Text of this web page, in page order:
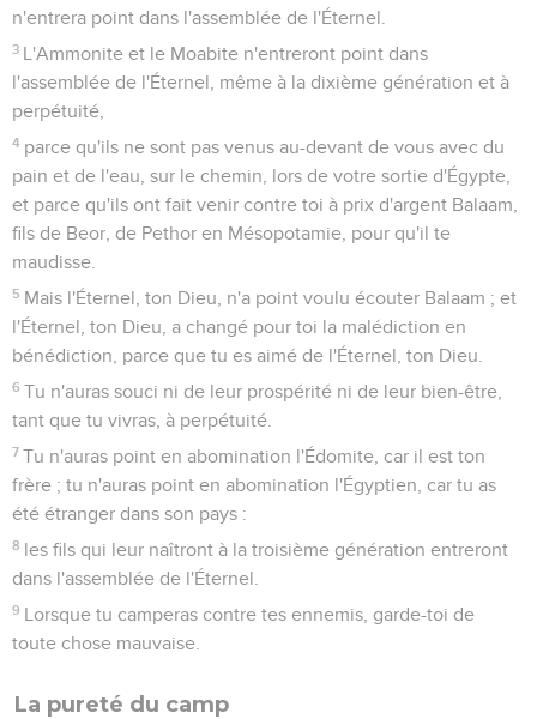
n'entrera point dans l'assemblée de l'Éternel.
3 L'Ammonite et le Moabite n'entreront point dans
l'assemblée de l'Éternel, même à la dixième génération et à
perpétuité,
4 parce qu'ils ne sont pas venus au-devant de vous avec du
pain et de l'eau, sur le chemin, lors de votre sortie d'Égypte,
et parce qu'ils ont fait venir contre toi à prix d'argent Balaam,
fils de Beor, de Pethor en Mésopotamie, pour qu'il te
maudisse.
5 Mais l'Éternel, ton Dieu, n'a point voulu écouter Balaam ; et
l'Éternel, ton Dieu, a changé pour toi la malédiction en
bénédiction, parce que tu es aimé de l'Éternel, ton Dieu.
6 Tu n'auras souci ni de leur prospérité ni de leur bien-être,
tant que tu vivras, à perpétuité.
7 Tu n'auras point en abomination l'Édomite, car il est ton
frère ; tu n'auras point en abomination l'Égyptien, car tu as
été étranger dans son pays :
8 les fils qui leur naîtront à la troisième génération entreront
dans l'assemblée de l'Éternel.
9 Lorsque tu camperas contre tes ennemis, garde-toi de
toute chose mauvaise.
La pureté du camp